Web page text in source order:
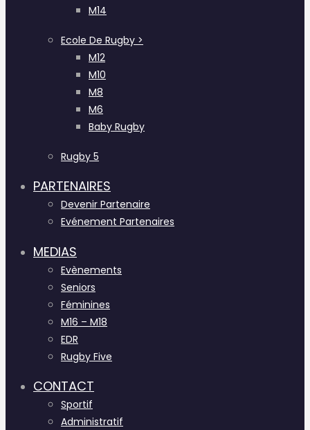
M14
Ecole De Rugby >
M12
M10
M8
M6
Baby Rugby
Rugby 5
PARTENAIRES
Devenir Partenaire
Evénement Partenaires
MEDIAS
Evènements
Seniors
Féminines
M16 – M18
EDR
Rugby Five
CONTACT
Sportif
Administratif